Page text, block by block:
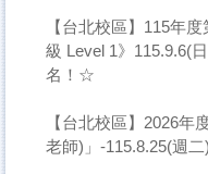
【台北校區】115年
級 Level 1》115.9.6(
名！☆
【台北校區】2026年
老師)」-115.8.25(週